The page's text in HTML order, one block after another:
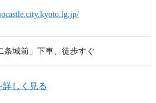
条城前」下車、徒歩すぐ
詳しく見る